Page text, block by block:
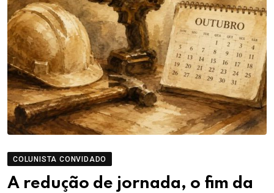
COLUNISTA CONVIDADO
A redução de jornada, o fim da